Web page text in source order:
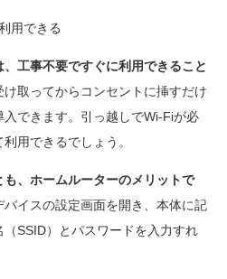
用できる
工事不要ですぐに利用できること
取ってからコンセントに挿すだけ
できます。引っ越しでWi-Fiが必
用できるでしょう。
、ホームルーターのメリットで
イスの設定画面を開き、本体に記
SSID）とパスワードを入力すれ